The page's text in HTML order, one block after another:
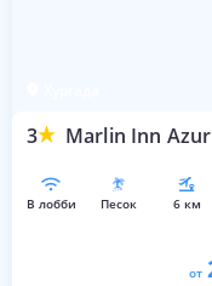
3 Marlin Inn
в лобби песок 6 км
от